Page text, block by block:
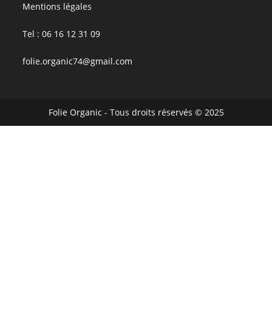
Mentions légales
Tel :06 16 12 31 09
folie.organic74@gmail.com
Folie Organic - Tous droits réservés © 2025